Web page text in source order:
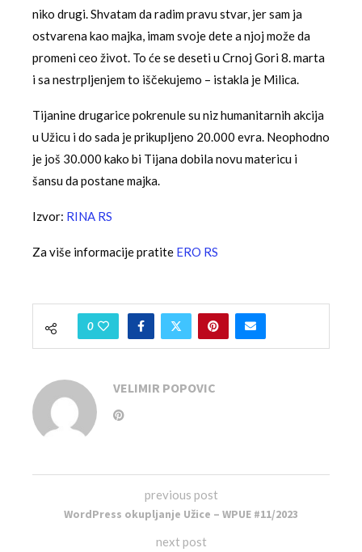
niko drugi. Shvatam da radim pravu stvar, jer sam ja
ostvarena kao majka, imam svoje dete a njoj može da
promeni ceo život. To će se deseti u Crnoj Gori 8. marta
i sa nestrpljenjem to iščekujemo – istakla je Milica.
Tijanine drugarice pokrenule su niz humanitarnih akcija
u Užicu i do sada je prikupljeno 20.000 evra. Neophodno
je još 30.000 kako bi Tijana dobila novu matericu i
šansu da postane majka.
Izvor: RINA RS
Za više informacije pratite ERO RS
0
VELIMIR POPOVIC
previous post
WordPress okupljanje Užice – WPUE #11/2023
next post